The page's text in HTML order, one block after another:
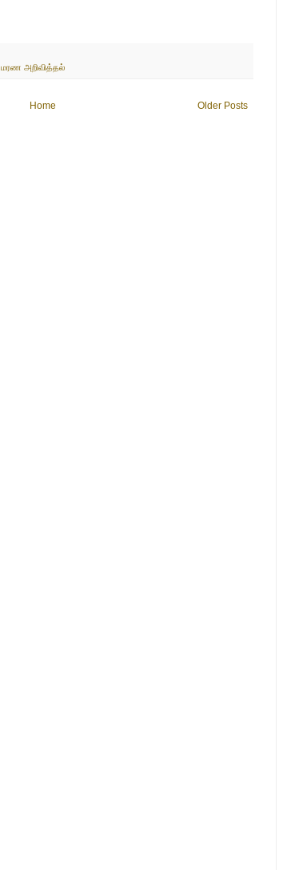
மரண அறிவித்தல்
Older Posts
Home